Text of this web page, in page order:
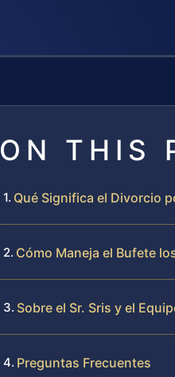
ON THIS
Qué Significa el Divorcio
Cómo Maneja el Bufete
Sobre el Sr. Sris y el
Preguntas Frecuentes